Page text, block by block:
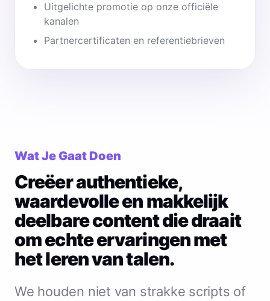
Uitgelichte promotie op onze officiële
kanalen
Partnercertificaten en referentiebrieven
Wat Je Gaat Doen
Creëer authentieke,
waardevolle en makkelijk
deelbare content die draait
om echte ervaringen met
het leren van talen.
We houden niet van strakke scripts of